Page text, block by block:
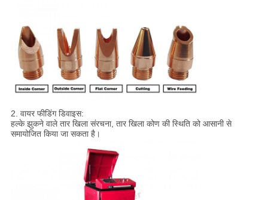
2. वायर फीडिंग डिवाइस:
हल्के झुकने वाले तार खिला संरचना, तार खिला कोण की स्थिति को आसानी से
समायोजित किया जा सकता है।